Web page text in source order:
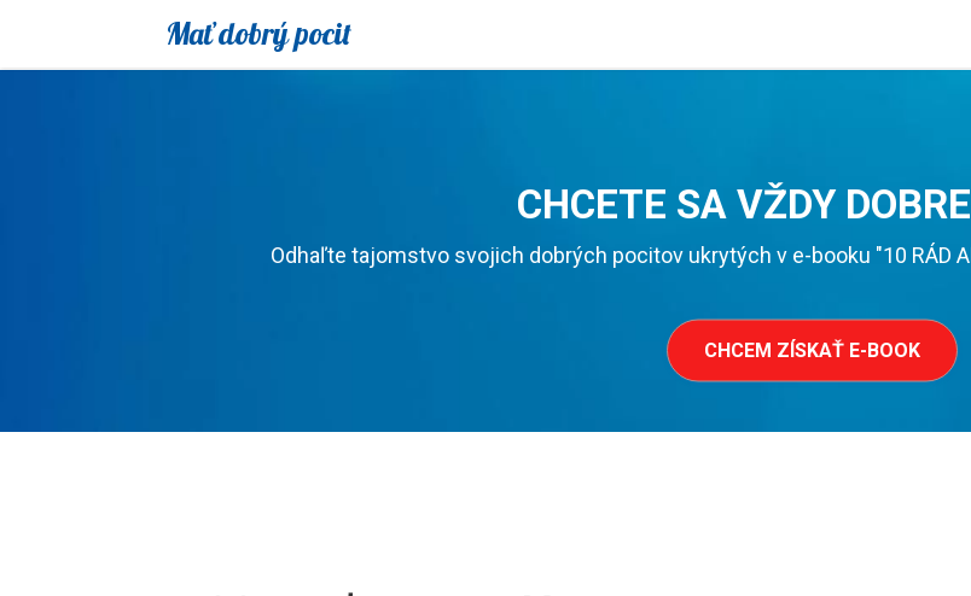
CHCETE SA VŽDY
Odhaľte tajomstvo svojich dobrých pocitov ukrytých v e-booku "10 RÁD
CHCEM ZÍSKAŤ E-BOOK
Mať dobrý pocit